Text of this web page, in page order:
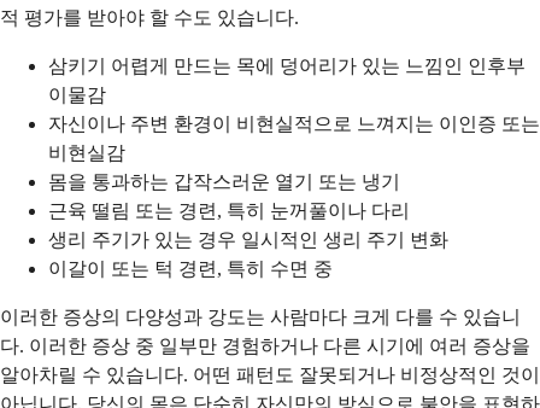
적 평가를 받아야 할 수도 있습니다.
삼키기 어렵게 만드는 목에 덩어리가 있는 느낌인 인후부
이물감
자신이나 주변 환경이 비현실적으로 느껴지는 이인증 또는
비현실감
몸을 통과하는 갑작스러운 열기 또는 냉기
근육 떨림 또는 경련, 특히 눈꺼풀이나 다리
생리 주기가 있는 경우 일시적인 생리 주기 변화
이갈이 또는 턱 경련, 특히 수면 중
이러한 증상의 다양성과 강도는 사람마다 크게 다를 수 있습니
다. 이러한 증상 중 일부만 경험하거나 다른 시기에 여러 증상을
알아차릴 수 있습니다. 어떤 패턴도 잘못되거나 비정상적인 것이
아닙니다. 당신의 몸은 단순히 자신만의 방식으로 불안을 표현하